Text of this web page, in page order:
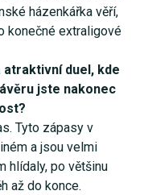
házenkářka věří,
konečné extraligové
atraktivní duel, kde
jste nakonec
Tyto zápasy v
a jsou velmi
hlídaly, po většinu
až do konce.